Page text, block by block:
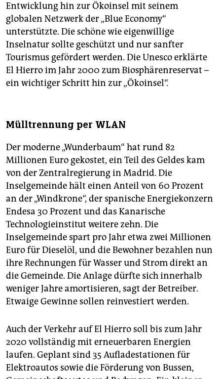
Entwicklung hin zur Ökoinsel mit seinem
globalen Netzwerk der „Blue Economy“
unterstützte. Die schöne wie eigenwillige
Inselnatur sollte geschützt und nur sanfter
Tourismus gefördert werden. Die Unesco erklärte
El Hierro im Jahr 2000 zum Biosphärenreservat –
ein wichtiger Schritt hin zur „Ökoinsel“.
Mülltrennung per WLAN
Der moderne „Wunderbaum“ hat rund 82
Millionen Euro gekostet, ein Teil des Geldes kam
von der Zentralregierung in Madrid. Die
Inselgemeinde hält einen Anteil von 60 Prozent
an der „Windkrone“, der spanische Energiekonzern
Endesa 30 Prozent und das Kanarische
Technologieinstitut weitere zehn. Die
Inselgemeinde spart pro Jahr etwa zwei Millionen
Euro für Dieselöl, und die Bewohner bezahlen nun
ihre Rechnungen für Wasser und Strom direkt an
die Gemeinde. Die Anlage dürfte sich innerhalb
weniger Jahre amortisieren, sagt der Betreiber.
Etwaige Gewinne sollen reinvestiert werden.
Auch der Verkehr auf El Hierro soll bis zum Jahr
2020 vollständig mit erneuerbaren Energien
laufen. Geplant sind 35 Aufladestationen für
Elektroautos sowie die Förderung von Bussen,